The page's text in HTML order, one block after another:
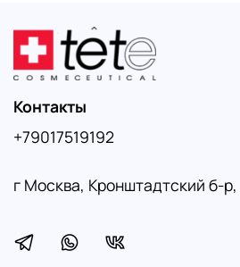
Контакты
+79017519192
г Москва, Кронштадтский б-